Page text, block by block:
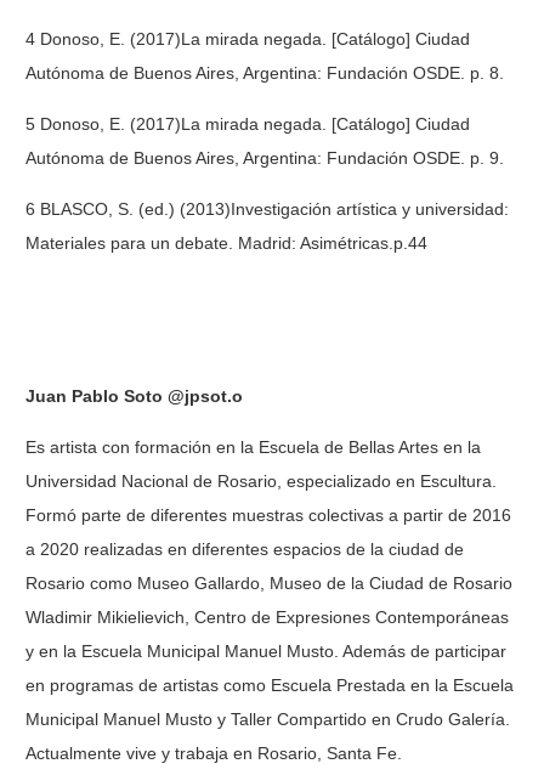
4 Donoso, E. (2017)La mirada negada. [Catálogo] Ciudad
Autónoma de Buenos Aires, Argentina: Fundación OSDE. p. 8.
5 Donoso, E. (2017)La mirada negada. [Catálogo] Ciudad
Autónoma de Buenos Aires, Argentina: Fundación OSDE. p. 9.
6 BLASCO, S. (ed.) (2013)Investigación artística y universidad:
Materiales para un debate. Madrid: Asimétricas.p.44
Juan Pablo Soto @jpsot.o
Es artista con formación en la Escuela de Bellas Artes en la
Universidad Nacional de Rosario, especializado en Escultura.
Formó parte de diferentes muestras colectivas a partir de 2016
a 2020 realizadas en diferentes espacios de la ciudad de
Rosario como Museo Gallardo, Museo de la Ciudad de Rosario
Wladimir Mikielievich, Centro de Expresiones Contemporáneas
y en la Escuela Municipal Manuel Musto. Además de participar
en programas de artistas como Escuela Prestada en la Escuela
Municipal Manuel Musto y Taller Compartido en Crudo Galería.
Actualmente vive y trabaja en Rosario, Santa Fe.